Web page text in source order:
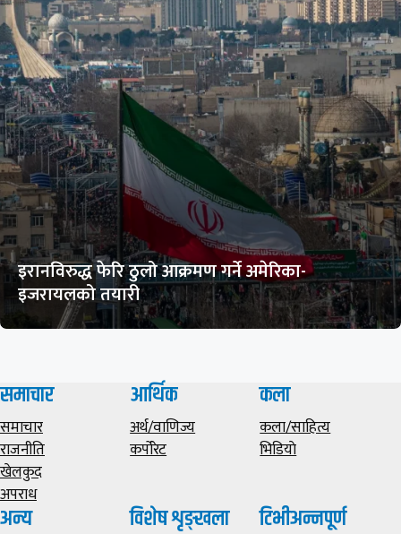
इरानविरुद्ध फेरि ठुलो आक्रमण गर्ने अमेरिका-
इजरायलको तयारी
समाचार
समाचार
राजनीति
खेलकुद
अपराध
आर्थिक
अर्थ/वाणिज्य
कर्पोरेट
कला
कला/साहित्य
भिडियाे
अन्य विशेष शृङ्खला टिभीअन्नपूर्ण